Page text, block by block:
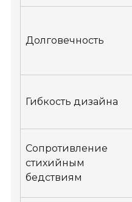
Долговечность
Гибкость дизайна
Сопротивление
стихийным
бедствиям